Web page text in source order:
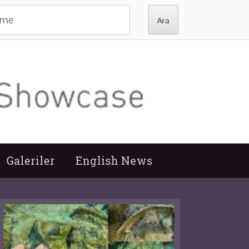
Galeriler English News